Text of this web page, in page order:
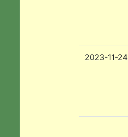
2023-11-24